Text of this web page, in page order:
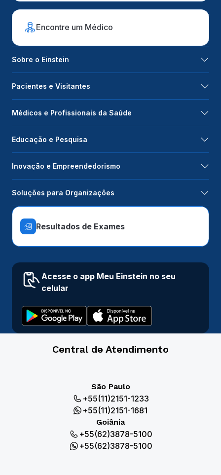
Encontre um Médico
Sobre o Einstein
Pacientes e Visitantes
Médicos e Profissionais da Saúde
Educação e Pesquisa
Inovação e Empreendedorismo
Soluções para Organizações
Resultados de Exames
Acesse o app Meu Einstein no seu
celular
Central de Atendimento
São Paulo
+55(11)2151-1233
+55(11)2151-1681
Goiânia
+55(62)3878-5100
+55(62)3878-5100